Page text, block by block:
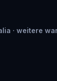
· weitere